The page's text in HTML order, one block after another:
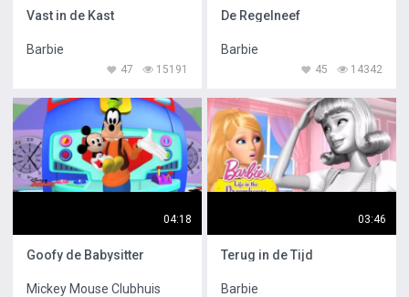
Vast in de Kast
Barbie
15191
47
De Regelneef
Barbie
14342
45
04:18
Goofy de Babysitter
Mickey Mouse Clubhuis
03:46
Terug in de Tijd
Barbie